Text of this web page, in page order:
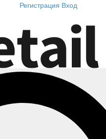
Регистрация Вход